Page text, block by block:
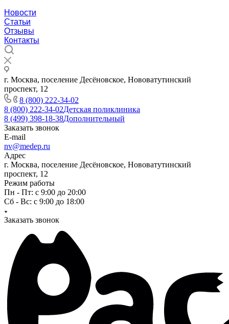
Новости
Статьи
Отзывы
Контакты
г. Москва, поселение Десёновское, Нововатутинский
проспект, 12
8 (800) 222-34-02
8 (800) 222-34-02Детская поликлиника
8 (499) 398-18-38Дополнительный
Заказать звонок
E-mail
nv@medep.ru
Адрес
г. Москва, поселение Десёновское, Нововатутинский
проспект, 12
Режим работы
Пн - Пт: с 9:00 до 20:00
Сб - Вс: с 9:00 до 18:00
Заказать звонок